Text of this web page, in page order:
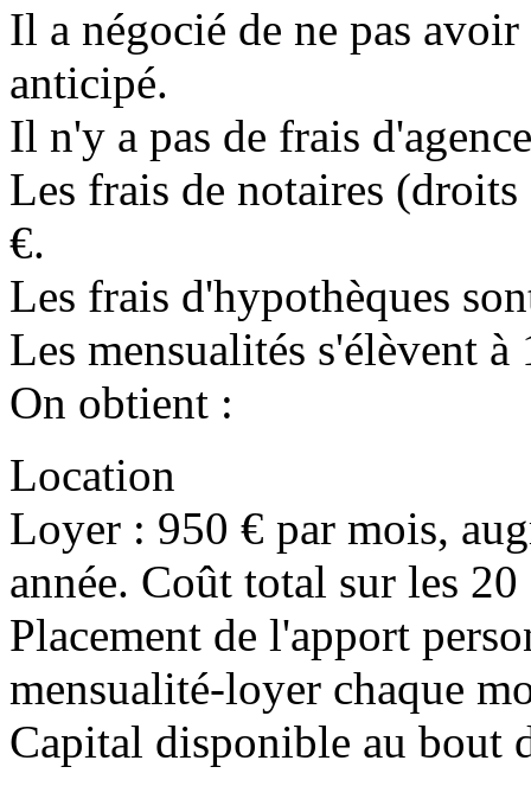
Il a négocié de ne pas
anticipé.
Il n'y a pas de frais
Les frais de notaires
€.
Les frais d'hypothèques
Les mensualités s'élèvent à
On obtient :
Location
Loyer : 950 € par mois,
année. Coût total sur les
Placement de l'apport
mensualité-loyer chaque
Capital disponible au bout